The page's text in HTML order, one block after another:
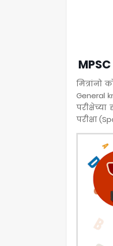
मित्रांनो
General
परीक्षा